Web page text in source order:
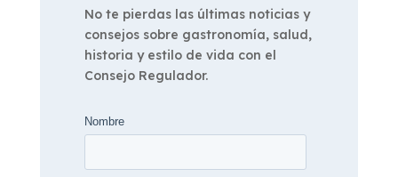
No te pierdas las últimas noticias y
consejos sobre gastronomía, salud,
historia y estilo de vida con el
Consejo Regulador.